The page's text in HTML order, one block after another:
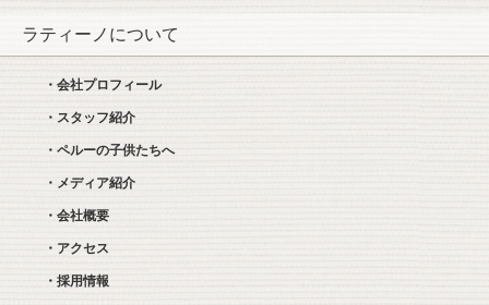
ラティーノについて
・会社プロフィール
・スタッフ紹介
・ペルーの子供たちへ
・メディア紹介
・会社概要
・アクセス
・採用情報